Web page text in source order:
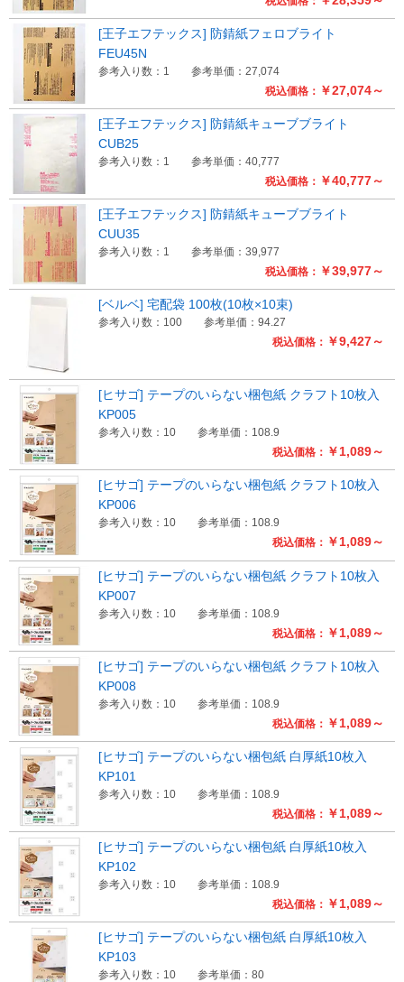
税込価格： ￥27,074～
[王子エフテックス] 防錆紙フェロブライト
FEU45N
参考入り数：1 参考単価：27,074
税込価格： ￥40,777～
[王子エフテックス] 防錆紙キューブブライト
CUB25
参考入り数：1 参考単価：40,777
税込価格： ￥39,977～
[王子エフテックス] 防錆紙キューブブライト
CUU35
参考入り数：1 参考単価：39,977
税込価格： ￥9,427～
[ベルベ] 宅配袋 100枚(10枚×10束)
参考入り数：100 参考単価：94.27
税込価格： ￥1,089～
[ヒサゴ] テープのいらない梱包紙 クラフト10枚入
KP005
参考入り数：10 参考単価：108.9
税込価格： ￥1,089～
[ヒサゴ] テープのいらない梱包紙 クラフト10枚入
KP006
参考入り数：10 参考単価：108.9
税込価格： ￥1,089～
[ヒサゴ] テープのいらない梱包紙 クラフト10枚入
KP007
参考入り数：10 参考単価：108.9
税込価格： ￥1,089～
[ヒサゴ] テープのいらない梱包紙 クラフト10枚入
KP008
参考入り数：10 参考単価：108.9
税込価格： ￥1,089～
[ヒサゴ] テープのいらない梱包紙 白厚紙10枚入
KP101
参考入り数：10 参考単価：108.9
税込価格： ￥1,089～
[ヒサゴ] テープのいらない梱包紙 白厚紙10枚入
KP102
参考入り数：10 参考単価：108.9
[ヒサゴ] テープのいらない梱包紙 白厚紙10枚入
KP103
参考入り数：10 参考単価：80